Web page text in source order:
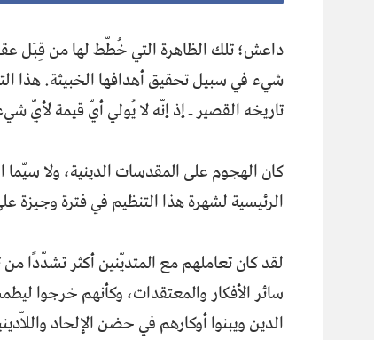
داعش؛ تلك الظاهرة التي خُطّط لها من قِبَل
شيء في سبيل تحقيق أهدافها الخبيثة. هذا
تاريخه القصير ـ إذ إنّه لا يُولي أيّ قيمة لأيّ
كان الهجوم على المقدسات الدينية، ولا سيّما
الرئيسية لشهرة هذا التنظيم في فترة وجيزة
لقد كان تعاملهم مع المتديّنين أكثر تشدّدًا
سائر الأفكار والمعتقدات، وكأنهم خرجوا
الدين ويبنوا أوكارهم في حضن الإلحاد